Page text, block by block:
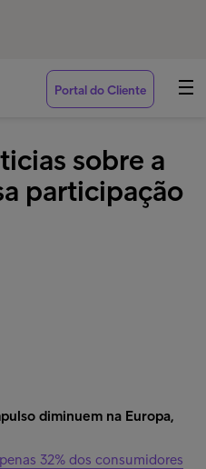
Portal do Cliente
sobre a
participação
diminuem na Europa,
32% dos consumidores